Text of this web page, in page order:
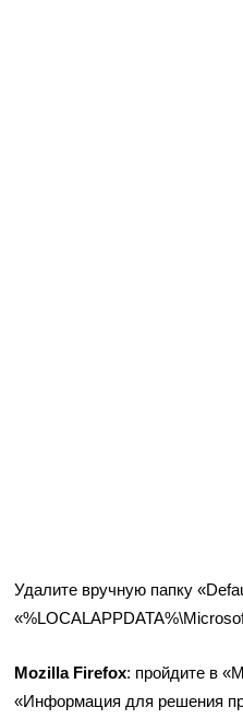
Удалите вручную папку
Mozilla Firefox: пройдите в
«Информация для решения